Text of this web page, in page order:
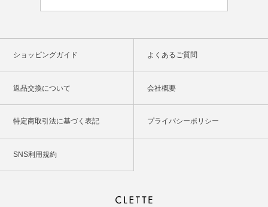
ショッピングガイド よくあるご質問
返品交換について 会社概要
特定商取引法に基づく表記 プライバシーポリシー
SNS利用規約